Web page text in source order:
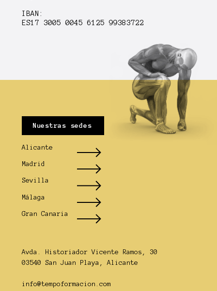
IBAN:
ES17 3005 0045 6125 99383722
Nuestras sedes
Alicante
Madrid
Sevilla
Málaga
Gran Canaria
Avda. Historiador Vicente Ramos, 30
03540 San Juan Playa, Alicante
info@tempoformacion.com